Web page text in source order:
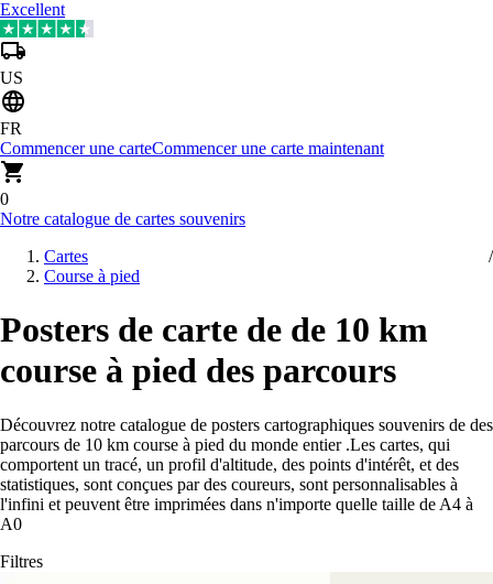
Excellent
US
FR
Commencer une carteCommencer une carte maintenant
0
Notre catalogue de cartes souvenirs
Cartes
Course à pied
Posters de carte de de 10 km
course à pied des parcours
Découvrez notre catalogue de posters cartographiques souvenirs de des
parcours de 10 km course à pied du monde entier .Les cartes, qui
comportent un tracé, un profil d'altitude, des points d'intérêt, et des
statistiques, sont conçues par des coureurs, sont personnalisables à
l'infini et peuvent être imprimées dans n'importe quelle taille de A4 à
A0
Filtres